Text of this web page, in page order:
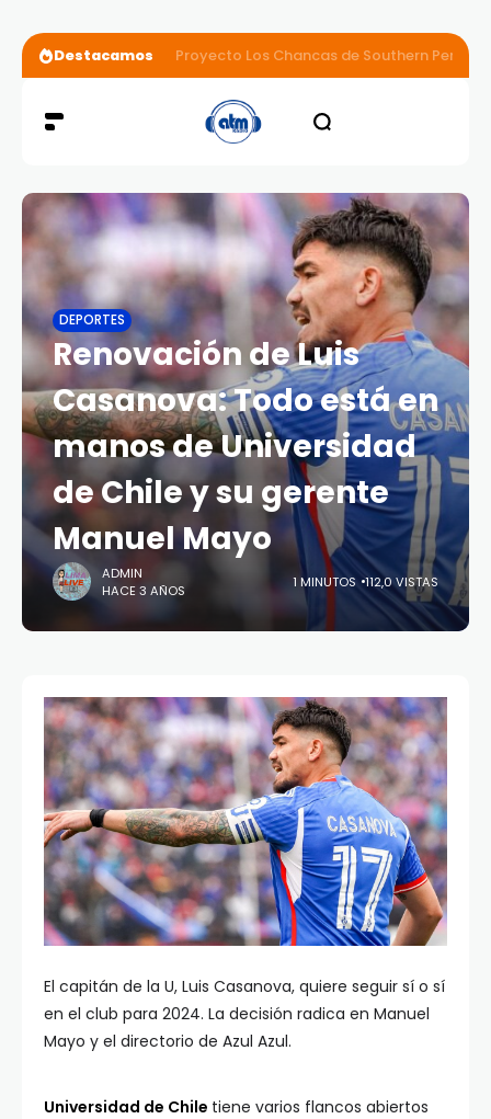
Destacamos Proyecto Los Chancas de Southern Perú
DEPORTES
Renovación de Luis
Casanova: Todo está en
manos de Universidad
de Chile y su gerente
Manuel Mayo
ADMIN
HACE 3 AÑOS
1 MINUTOS 112,0 VISTAS
El capitán de la U, Luis Casanova, quiere seguir sí o sí
en el club para 2024. La decisión radica en Manuel
Mayo y el directorio de Azul Azul.
Universidad de Chile tiene varios flancos abiertos